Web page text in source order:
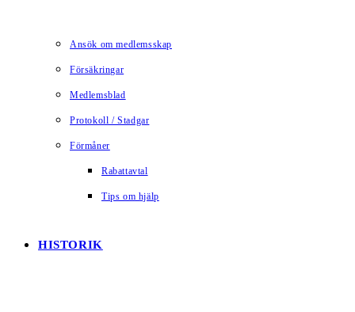
Ansök om medlemsskap
Försäkringar
Medlemsblad
Protokoll / Stadgar
Förmåner
Rabattavtal
Tips om hjälp
HISTORIK